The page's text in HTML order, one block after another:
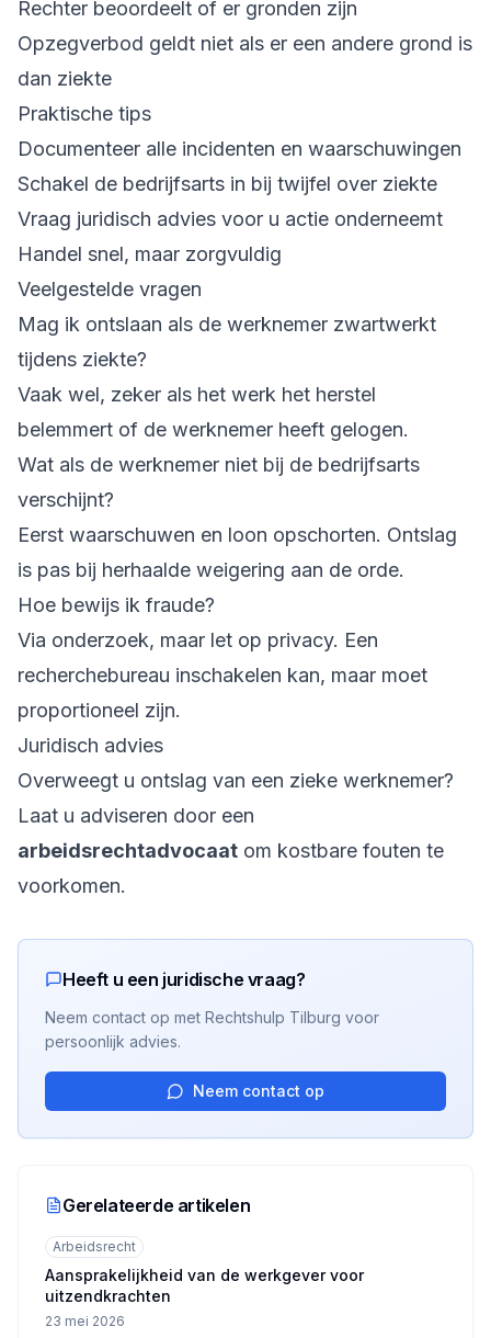
Rechter beoordeelt of er gronden zijn
Opzegverbod geldt niet als er een andere grond is
dan ziekte
Praktische tips
Documenteer alle incidenten en waarschuwingen
Schakel de bedrijfsarts in bij twijfel over ziekte
Vraag juridisch advies voor u actie onderneemt
Handel snel, maar zorgvuldig
Veelgestelde vragen
Mag ik ontslaan als de werknemer zwartwerkt
tijdens ziekte?
Vaak wel, zeker als het werk het herstel
belemmert of de werknemer heeft gelogen.
Wat als de werknemer niet bij de bedrijfsarts
verschijnt?
Eerst waarschuwen en loon opschorten. Ontslag
is pas bij herhaalde weigering aan de orde.
Hoe bewijs ik fraude?
Via onderzoek, maar let op privacy. Een
recherchebureau inschakelen kan, maar moet
proportioneel zijn.
Juridisch advies
Overweegt u ontslag van een zieke werknemer?
Laat u adviseren door een
arbeidsrechtadvocaat om kostbare fouten te
voorkomen.
Heeft u een juridische vraag?
Neem contact op met Rechtshulp Tilburg voor
persoonlijk advies.
Neem contact op
Gerelateerde artikelen
Arbeidsrecht
Aansprakelijkheid van de werkgever voor
uitzendkrachten
23 mei 2026